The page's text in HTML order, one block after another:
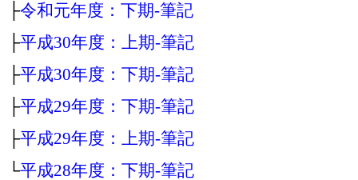
├令和元年度：下期‐筆記
├平成30年度：上期‐筆記
├平成30年度：下期‐筆記
├平成29年度：下期‐筆記
├平成29年度：上期‐筆記
└平成28年度：下期‐筆記